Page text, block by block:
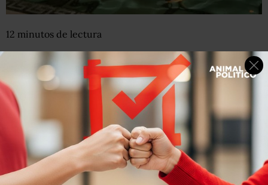
12 minutos de lectura
Los documentos del caso muestran que Maxwell
alimentó la conexión entre el expresidente y
Epstein, a principios de los años 2000. Clinton
alega que en ese momento no conocía los
delitos del financiero.
27 de febrero, 2026 Por: BBC News Mundo